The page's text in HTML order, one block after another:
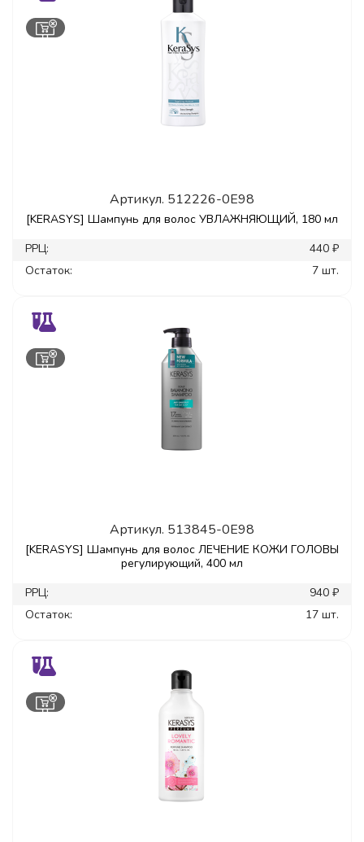
Артикул. 512226-0E98
[KERASYS] Шампунь для волос УВЛАЖНЯЮЩИЙ, 180 мл
РРЦ:
440 ₽
Остаток:
7 шт.
Артикул. 513845-0E98
[KERASYS] Шампунь для волос ЛЕЧЕНИЕ КОЖИ ГОЛОВЫ
регулирующий, 400 мл
РРЦ:
940 ₽
Остаток:
17 шт.